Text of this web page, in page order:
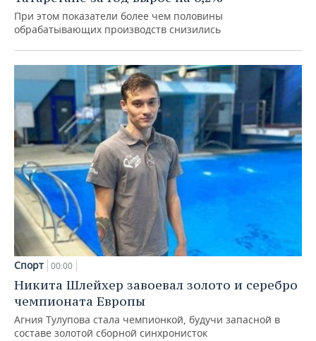
При этом показатели более чем половины
обрабатывающих производств снизились
Спорт 00:00
Никита Шлейхер завоевал золото и серебро
чемпионата Европы
Агния Тулупова стала чемпионкой, будучи запасной в
составе золотой сборной синхронисток